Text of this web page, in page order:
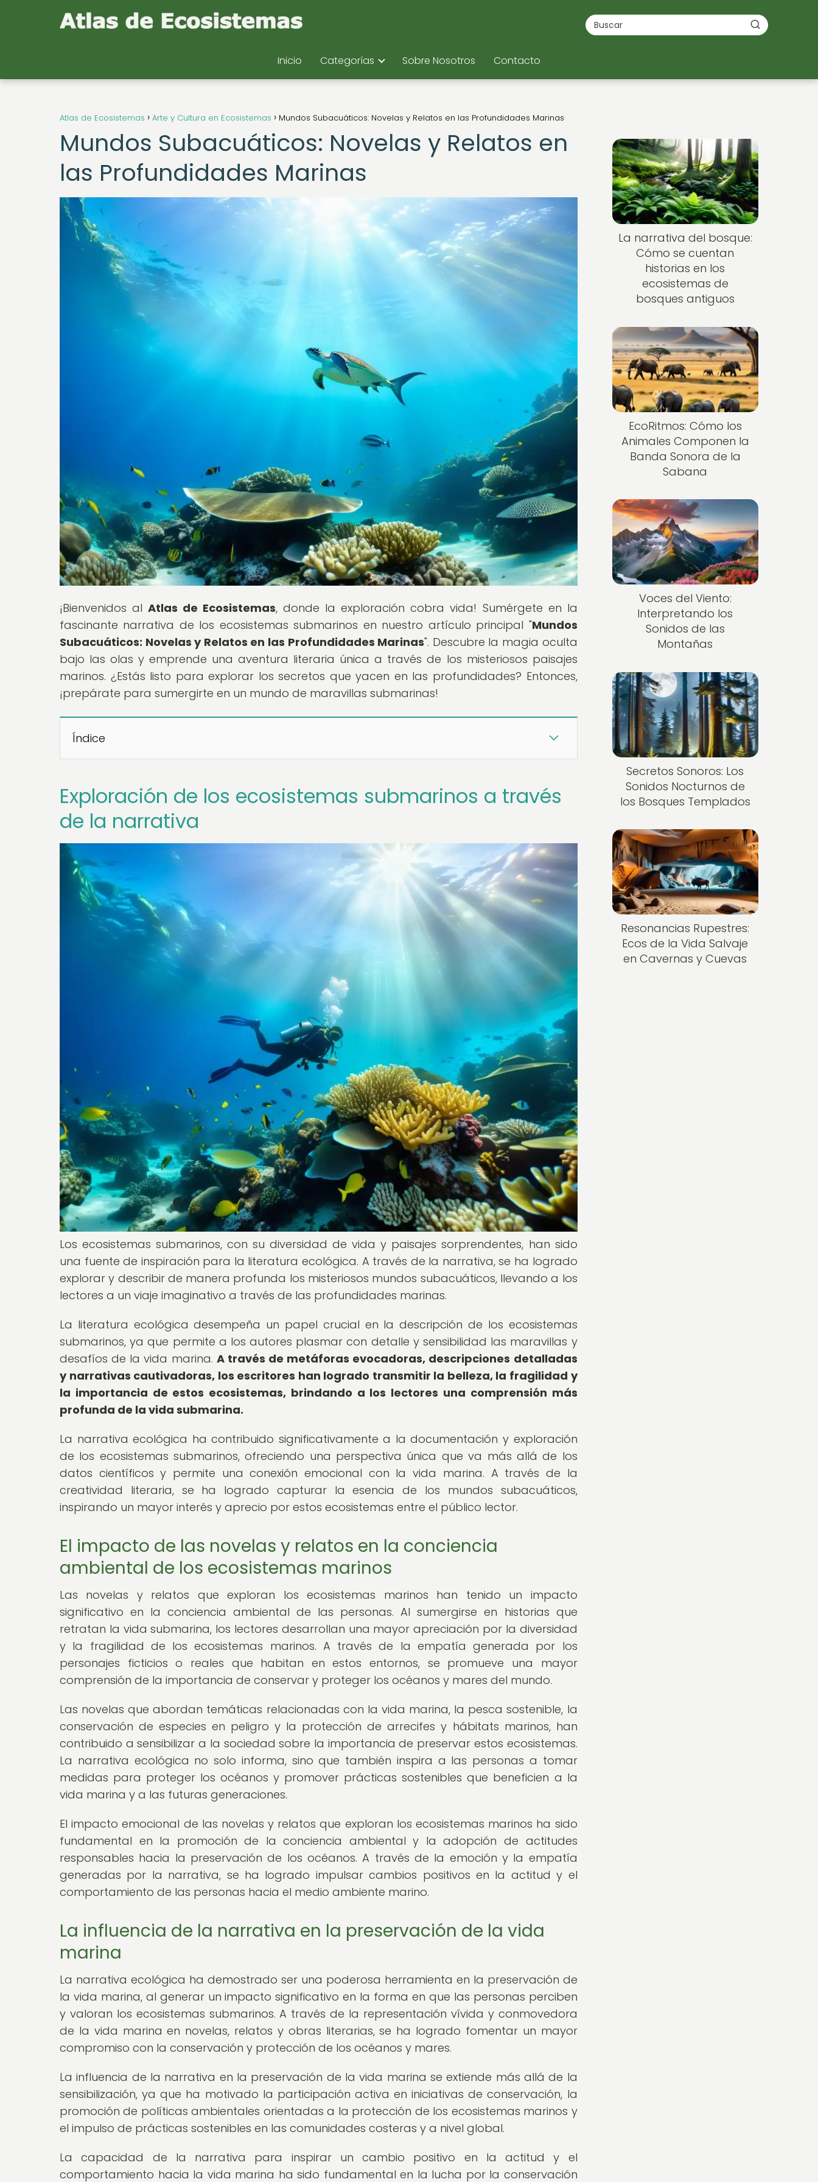
Inicio Categorías Sobre Nosotros Contacto
Atlas de Ecosistemas Arte y Cultura en Ecosistemas Mundos Subacuáticos: Novelas y Relatos en las Profundidades Marinas
Mundos Subacuáticos: Novelas y Relatos en
las Profundidades Marinas
¡Bienvenidos alAtlas de Ecosistemas, donde la exploración cobra vida! Sumérgete en la
fascinante narrativa de los ecosistemas submarinos en nuestro artículo principal "Mundos
Subacuáticos: Novelas y Relatos en las Profundidades Marinas". Descubre la magia oculta
bajo las olas y emprende una aventura literaria única a través de los misteriosos paisajes
marinos. ¿Estás listo para explorar los secretos que yacen en las profundidades? Entonces,
¡prepárate para sumergirte en un mundo de maravillas submarinas!
Índice
Exploración de los ecosistemas submarinos a través
de la narrativa
Los ecosistemas submarinos, con su diversidad de vida y paisajes sorprendentes, han sido
una fuente de inspiración para la literatura ecológica. A través de la narrativa, se ha logrado
explorar y describir de manera profunda los misteriosos mundos subacuáticos, llevando a los
lectores a un viaje imaginativo a través de las profundidades marinas.
La literatura ecológica desempeña un papel crucial en la descripción de los ecosistemas
submarinos, ya que permite a los autores plasmar con detalle y sensibilidad las maravillas y
desafíos de la vida marina. A través de metáforas evocadoras, descripciones detalladas
y narrativas cautivadoras, los escritores han logrado transmitir la belleza, la fragilidad y
la importancia de estos ecosistemas, brindando a los lectores una comprensión más
profunda de la vida submarina.
La narrativa ecológica ha contribuido significativamente a la documentación y exploración
de los ecosistemas submarinos, ofreciendo una perspectiva única que va más allá de los
datos científicos y permite una conexión emocional con la vida marina. A través de la
creatividad literaria, se ha logrado capturar la esencia de los mundos subacuáticos,
inspirando un mayor interés y aprecio por estos ecosistemas entre el público lector.
El impacto de las novelas y relatos en la conciencia
ambiental de los ecosistemas marinos
Las novelas y relatos que exploran los ecosistemas marinos han tenido un impacto
significativo en la conciencia ambiental de las personas. Al sumergirse en historias que
retratan la vida submarina, los lectores desarrollan una mayor apreciación por la diversidad
y la fragilidad de los ecosistemas marinos. A través de la empatía generada por los
personajes ficticios o reales que habitan en estos entornos, se promueve una mayor
comprensión de la importancia de conservar y proteger los océanos y mares del mundo.
Las novelas que abordan temáticas relacionadas con la vida marina, la pesca sostenible, la
conservación de especies en peligro y la protección de arrecifes y hábitats marinos, han
contribuido a sensibilizar a la sociedad sobre la importancia de preservar estos ecosistemas.
La narrativa ecológica no solo informa, sino que también inspira a las personas a tomar
medidas para proteger los océanos y promover prácticas sostenibles que beneficien a la
vida marina y a las futuras generaciones.
El impacto emocional de las novelas y relatos que exploran los ecosistemas marinos ha sido
fundamental en la promoción de la conciencia ambiental y la adopción de actitudes
responsables hacia la preservación de los océanos. A través de la emoción y la empatía
generadas por la narrativa, se ha logrado impulsar cambios positivos en la actitud y el
comportamiento de las personas hacia el medio ambiente marino.
La influencia de la narrativa en la preservación de la vida
marina
La narrativa ecológica ha demostrado ser una poderosa herramienta en la preservación de
la vida marina, al generar un impacto significativo en la forma en que las personas perciben
y valoran los ecosistemas submarinos. A través de la representación vívida y conmovedora
de la vida marina en novelas, relatos y obras literarias, se ha logrado fomentar un mayor
compromiso con la conservación y protección de los océanos y mares.
La influencia de la narrativa en la preservación de la vida marina se extiende más allá de la
sensibilización, ya que ha motivado la participación activa en iniciativas de conservación, la
promoción de políticas ambientales orientadas a la protección de los ecosistemas marinos y
el impulso de prácticas sostenibles en las comunidades costeras y a nivel global.
La capacidad de la narrativa para inspirar un cambio positivo en la actitud y el
comportamiento hacia la vida marina ha sido fundamental en la lucha por la conservación
La narrativa del bosque:
Cómo se cuentan
historias en los
ecosistemas de
bosques antiguos
EcoRitmos: Cómo los
Animales Componen la
Banda Sonora de la
Sabana
Voces del Viento:
Interpretando los
Sonidos de las
Montañas
Secretos Sonoros: Los
Sonidos Nocturnos de
los Bosques Templados
Resonancias Rupestres:
Ecos de la Vida Salvaje
en Cavernas y Cuevas